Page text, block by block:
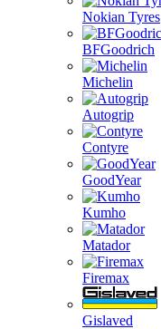
Nokian Tyres
BFGoodrich
Michelin
Autogrip
Contyre
GoodYear
Kumho
Matador
Firemax
Gislaved